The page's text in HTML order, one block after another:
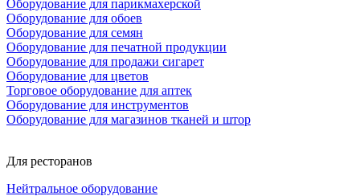
Оборудование для парикмахерской
Оборудование для обоев
Оборудование для семян
Оборудование для печатной продукции
Оборудование для продажи сигарет
Оборудование для цветов
Торговое оборудование для аптек
Оборудование для инструментов
Оборудование для магазинов тканей и штор
Для ресторанов
Нейтральное оборудование